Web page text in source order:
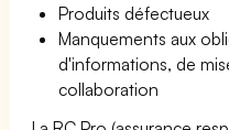
Produits défectueux
Manquements aux
d'informations, de
collaboration